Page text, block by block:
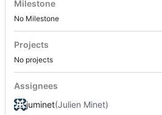
Milestone
No Milestone
Projects
No projects
Assignees
juminet(Julien Minet)